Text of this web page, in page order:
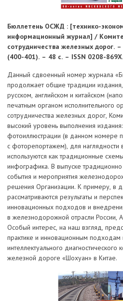
Бюллетень ОСЖД : [технико-
информационный журнал] /
сотрудничества железных дорог.
(400-401). – 48 с. – ISSN 0208-869Х.
Данный сдвоенный номер журнала
продолжает общие традиции
русском, английском и китайском
печатным органом исполнительного
сотрудничества железных дорог,
высокий уровень выполнения
фотоиллюстрации (в данном номере
с фоторепортажем), для наглядности
используются как традиционные
инфографика. В выпуске
события и мероприятия
решения Организации. К примеру, в
рассматриваются результаты и
инновационных подходов и
в железнодорожной отрасли России,
Особый интерес, на наш взгляд,
практике и инновационным подходам
интеллектуального
железной дороге «Шохуан» в Китае.